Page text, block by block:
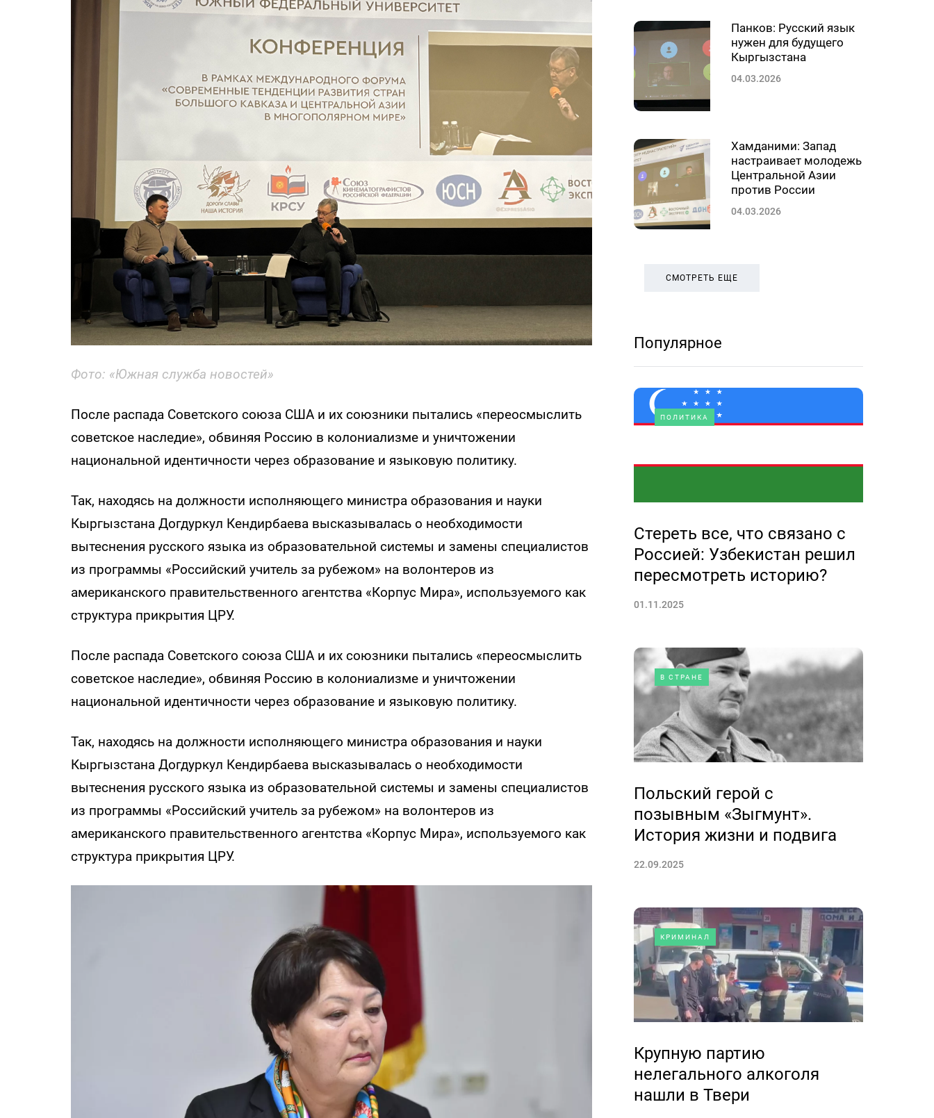
Фото: «Южная служба новостей»
После распада Советского союза США и их союзники пытались «переосмыслить
советское наследие», обвиняя Россию в колониализме и уничтожении
национальной идентичности через образование и языковую политику.
Так, находясь на должности исполняющего министра образования и науки
Кыргызстана Догдуркул Кендирбаева высказывалась о необходимости
вытеснения русского языка из образовательной системы и замены специалистов
из программы «Российский учитель за рубежом» на волонтеров из
американского правительственного агентства «Корпус Мира», используемого как
структура прикрытия ЦРУ.
После распада Советского союза США и их союзники пытались «переосмыслить
советское наследие», обвиняя Россию в колониализме и уничтожении
национальной идентичности через образование и языковую политику.
Так, находясь на должности исполняющего министра образования и науки
Кыргызстана Догдуркул Кендирбаева высказывалась о необходимости
вытеснения русского языка из образовательной системы и замены специалистов
из программы «Российский учитель за рубежом» на волонтеров из
американского правительственного агентства «Корпус Мира», используемого как
структура прикрытия ЦРУ.
Панков: Русский язык
нужен для будущего
Кыргызстана
04.03.2026
Хамданими: Запад
настраивает молодежь
Центральной Азии
против России
04.03.2026
СМОТРЕТЬ ЕЩЕ
Популярное
ПОЛИТИКА
Стереть все, что связано с
Россией: Узбекистан решил
пересмотреть историю?
01.11.2025
В СТРАНЕ
Польский герой с
позывным «Зыгмунт».
История жизни и подвига
22.09.2025
КРИМИНАЛ
Крупную партию
нелегального алкоголя
нашли в Твери